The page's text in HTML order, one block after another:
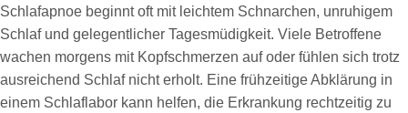
Schlafapnoe beginnt oft mit leichtem Schnarchen, unruhigem
Schlaf und gelegentlicher Tagesmüdigkeit. Viele Betroffene
wachen morgens mit Kopfschmerzen auf oder fühlen sich trotz
ausreichend Schlaf nicht erholt. Eine frühzeitige Abklärung in
einem Schlaflabor kann helfen, die Erkrankung rechtzeitig zu